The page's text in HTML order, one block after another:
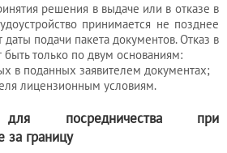
решения в выдаче или в отказе в
принимается не позднее
подачи пакета документов. Отказ в
только по двум основаниям:
в поданных заявителем документах;
лицензионным условиям.
для посредничества при
за границу